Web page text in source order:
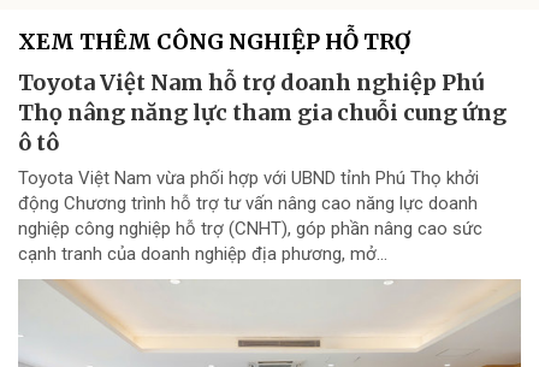
XEM THÊM CÔNG NGHIỆP HỖ TRỢ
Toyota Việt Nam hỗ trợ doanh nghiệp Phú
Thọ nâng năng lực tham gia chuỗi cung ứng
ô tô
Toyota Việt Nam vừa phối hợp với UBND tỉnh Phú Thọ khởi
động Chương trình hỗ trợ tư vấn nâng cao năng lực doanh
nghiệp công nghiệp hỗ trợ (CNHT), góp phần nâng cao sức
cạnh tranh của doanh nghiệp địa phương, mở...